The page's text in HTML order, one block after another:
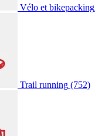
Vélo et bikepacking
Trail running (752)